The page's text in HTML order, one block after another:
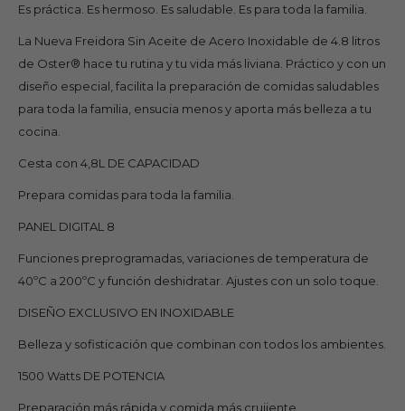
Es práctica. Es hermoso. Es saludable. Es para toda la familia.
La Nueva Freidora Sin Aceite de Acero Inoxidable de 4.8 litros
de Oster® hace tu rutina y tu vida más liviana. Práctico y con un
diseño especial, facilita la preparación de comidas saludables
para toda la familia, ensucia menos y aporta más belleza a tu
cocina.
Cesta con 4,8L DE CAPACIDAD
Prepara comidas para toda la familia.
PANEL DIGITAL 8
Funciones preprogramadas, variaciones de temperatura de
40ºC a 200ºC y función deshidratar. Ajustes con un solo toque.
DISEÑO EXCLUSIVO EN INOXIDABLE
Belleza y sofisticación que combinan con todos los ambientes.
1500 Watts DE POTENCIA
Preparación más rápida y comida más crujiente.